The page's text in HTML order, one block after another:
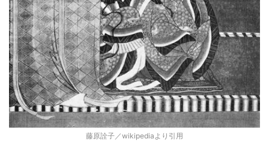
藤原詮子／wikipediaより引用